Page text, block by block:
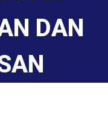
DAN